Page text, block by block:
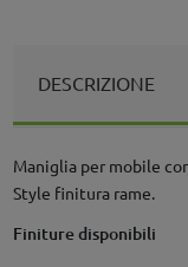
DESCRIZIONE
Maniglia per mobile
Style finitura rame.
Finiture disponibili